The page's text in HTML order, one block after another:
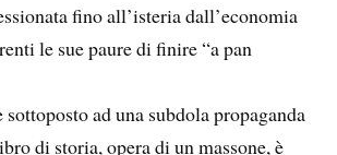
fino all’isteria dall’economia
le sue paure di finire “a pan
ad una subdola propaganda
di storia, opera di un massone, è